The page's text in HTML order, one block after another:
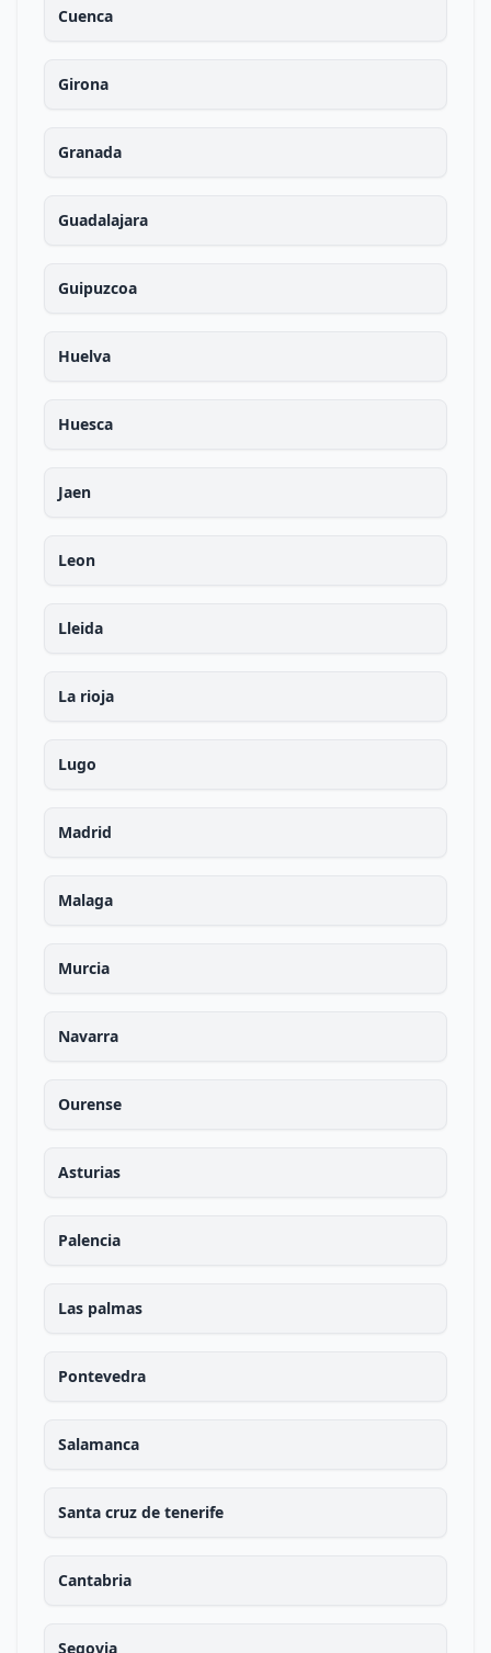
Cuenca
Girona
Granada
Guadalajara
Guipuzcoa
Huelva
Huesca
Jaen
Leon
Lleida
La rioja
Lugo
Madrid
Malaga
Murcia
Navarra
Ourense
Asturias
Palencia
Las palmas
Pontevedra
Salamanca
Santa cruz de tenerife
Cantabria
Segovia